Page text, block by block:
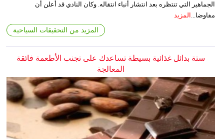
الجماهير التي تنتظره بعد انتشار أنباء انتقاله. وكان النادي قد أعلن أن
مفاوضا... المزيد
المزيد من التحقيقات السياحية
ستة بدائل غذائية بسيطة تساعدك على تجنب الأطعمة فائقة
المعالجة